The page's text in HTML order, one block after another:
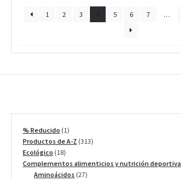
1 2 3 5 6 7 …
% Reducido 11
producto
Productos de A-Z 313313
Ecológico 1818
productos
Complementos alimenticios y nutrición deportiva
Aminoácidos 2727